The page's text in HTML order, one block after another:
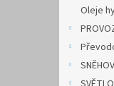
Oleje